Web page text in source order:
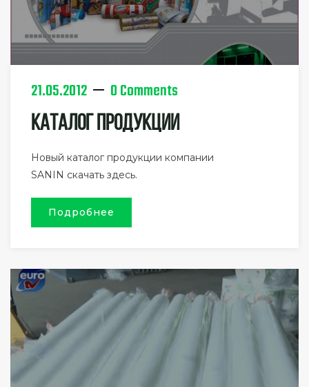
21.05.2012 0 Comments
Каталог Продукции
Новый каталог продукции компании
SANIN скачать здесь.
Подробнее